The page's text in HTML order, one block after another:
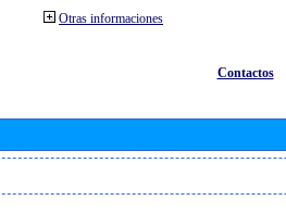
Otras informaciones
Contactos